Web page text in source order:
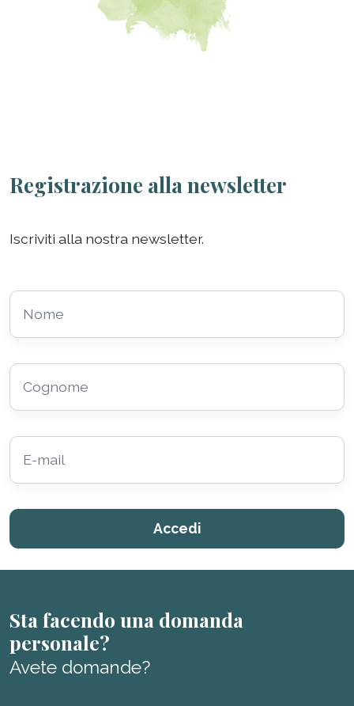
Registrazione alla newsletter
Iscriviti alla nostra newsletter.
Sta facendo una domanda
personale?
Avete domande?